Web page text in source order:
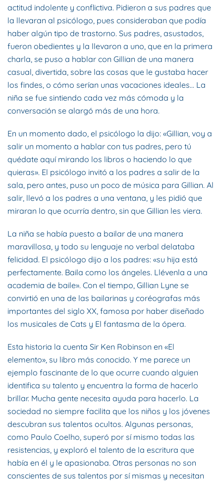
actitud indolente y conflictiva. Pidieron a sus padres que
la llevaran al psicólogo, pues consideraban que podía
haber algún tipo de trastorno. Sus padres, asustados,
fueron obedientes y la llevaron a uno, que en la primera
charla, se puso a hablar con Gillian de una manera
casual, divertida, sobre las cosas que le gustaba hacer
los findes, o cómo serían unas vacaciones ideales… La
niña se fue sintiendo cada vez más cómoda y la
conversación se alargó más de una hora.
En un momento dado, el psicólogo la dijo: «Gillian, voy a
salir un momento a hablar con tus padres, pero tú
quédate aquí mirando los libros o haciendo lo que
quieras». El psicólogo invitó a los padres a salir de la
sala, pero antes, puso un poco de música para Gillian. Al
salir, llevó a los padres a una ventana, y les pidió que
miraran lo que ocurría dentro, sin que Gillian les viera.
La niña se había puesto a bailar de una manera
maravillosa, y todo su lenguaje no verbal delataba
felicidad. El psicólogo dijo a los padres: «su hija está
perfectamente. Baila como los ángeles. Llévenla a una
academia de baile». Con el tiempo, Gillian Lyne se
convirtió en una de las bailarinas y coréografas más
importantes del siglo XX, famosa por haber diseñado
los musicales de Cats y El fantasma de la ópera.
Esta historia la cuenta Sir Ken Robinson en «El
elemento», su libro más conocido. Y me parece un
ejemplo fascinante de lo que ocurre cuando alguien
identifica su talento y encuentra la forma de hacerlo
brillar. Mucha gente necesita ayuda para hacerlo. La
sociedad no siempre facilita que los niños y los jóvenes
descubran sus talentos ocultos. Algunas personas,
como Paulo Coelho, superó por sí mismo todas las
resistencias, y exploró el talento de la escritura que
había en él y le apasionaba. Otras personas no son
conscientes de sus talentos por sí mismas y necesitan